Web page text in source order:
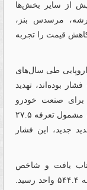
با افت ۱.۵ درصدی بیش از سایر بخش‌ها
مرسدس بنز،
یک بین ۲ تا ۲.۴ درصد کاهش قیمت را تجربه
طی سال‌‌‌های
بوده‌‌‌اند، تهدید
برای صنعت خودرو
مطرح شده است. خودروها و قطعات آنها همچنان مشمول تعرفه ۲۷.۵
جدید، این فشار
یافت و شاخص
پان‌‌‌اروپایی STOXX ۶۰۰ نیز با افت ۰.۵درصدی به ۵۴۴.۴ واحد رسید.